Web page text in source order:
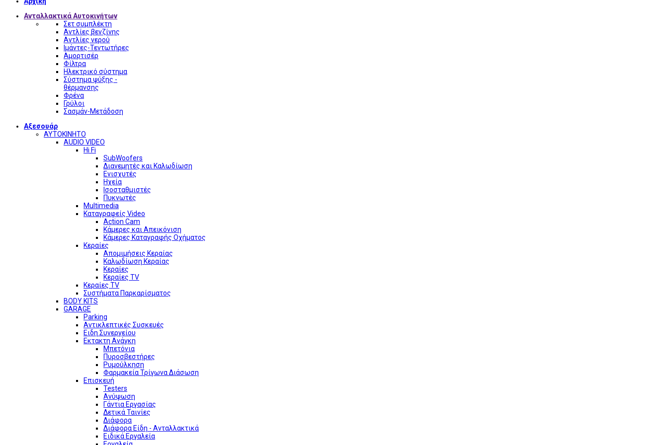
Ανταλλακτικά Αυτοκινήτων
Σετ συμπλέκτη
Αντλίες βενζίνης
Αντλίες νερού
Ιμάντες-Τεντωτήρες
Αμορτισέρ
Φίλτρα
Ηλεκτρικό σύστημα
Σύστημα ψύξης -
θέρμανσης
Φρένα
Γρύλοι
Σασμάν-Μετάδοση
Αξεσουάρ
ΑΥΤΟΚΙΝΗΤΟ
AUDIO VIDEO
Hi Fi
SubWoofers
Διανεμητές και Καλωδίωση
Ενισχυτές
Ηχεία
Ισοσταθμιστές
Πυκνωτές
Multimedia
Καταγραφείς Video
Action Cam
Κάμερες και Απεικόνιση
Κάμερες Καταγραφής Οχήματος
Κεραίες
Απομιμήσεις Κεραίας
Καλωδίωση Κεραίας
Κεραίες
Κεραίες TV
Κεραίες TV
Συστήματα Παρκαρίσματος
BODY KITS
GARAGE
Parking
Αντικλεπτικές Συσκευές
Ειδη Συνεργείου
Εκτακτη Ανάγκη
Μπετόνια
Πυροσβεστήρες
Ρυμούλκηση
Φαρμακεία Τρίγωνα Διάσωση
Επισκευή
Testers
Ανύψωση
Γάντια Εργασίας
Δετικά Ταινίες
Διάφορα
Διάφορα Είδη - Ανταλλακτικά
Ειδικά Εργαλεία